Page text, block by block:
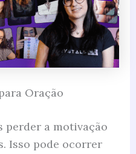
Oração
perder a motivação
Isso pode ocorrer